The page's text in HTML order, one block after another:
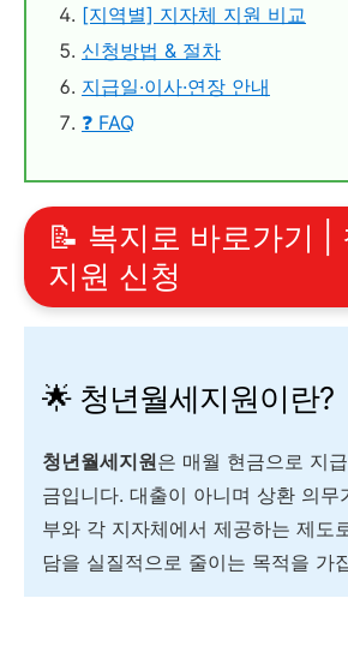
[지역별] 지자체 지원 비교
신청방법 & 절차
지급일·이사·연장 안내
❓ FAQ
📝 복지로 바로가기 |
지원 신청
🌟 청년월세지원이란?
청년월세지원은 매월 현금으로 지
금입니다. 대출이 아니며 상환 의무
부와 각 지자체에서 제공하는 제도
담을 실질적으로 줄이는 목적을 가